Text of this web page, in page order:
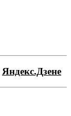
Яндекс.Дзене